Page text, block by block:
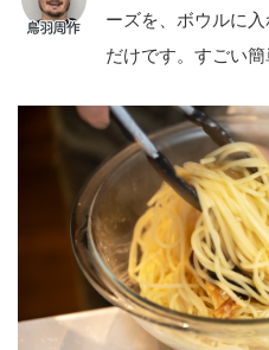
ーズを、ボウルに
だけです。すごい簡